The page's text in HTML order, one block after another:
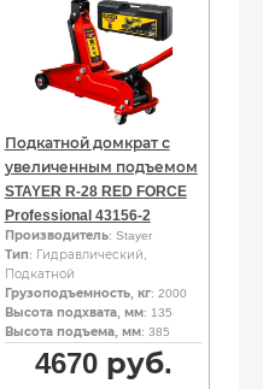
Подкатной домкрат с
увеличенным подъемом
STAYER R-28 RED FORCE
Professional 43156-2
Производитель: Stayer
Тип: Гидравлический,
Подкатной
Грузоподъемность, кг: 2000
Высота подхвата, мм: 135
Высота подъема, мм: 385
4670руб.